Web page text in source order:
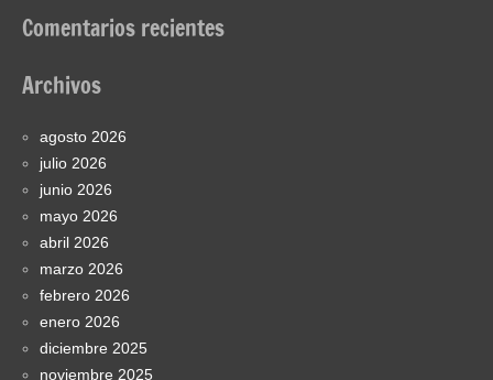
Comentarios recientes
Archivos
agosto 2026
julio 2026
junio 2026
mayo 2026
abril 2026
marzo 2026
febrero 2026
enero 2026
diciembre 2025
noviembre 2025